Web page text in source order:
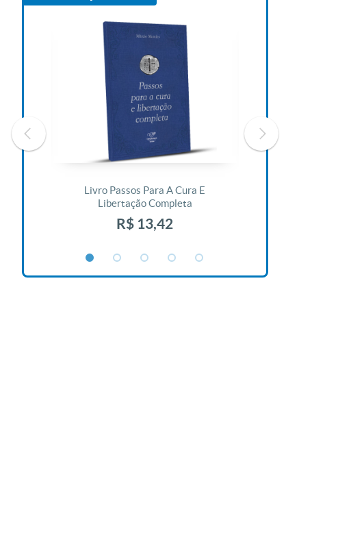
Livro Passos Para A Cura E
Libertação Completa
R$ 13,42